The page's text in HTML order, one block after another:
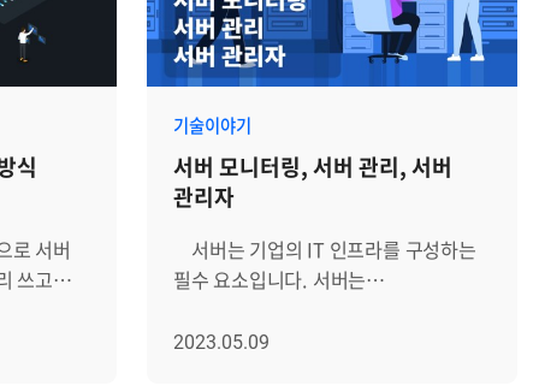
식
로 서버
쓰고
기술이야기
서버 모니터링, 서버 관리, 서버
관리자
서버는 기업의 IT 인프라를 구성하는
필수 요소입니다. 서버는
서비스를 제공하는 컴퓨터 시스템으로,
2023.05.09